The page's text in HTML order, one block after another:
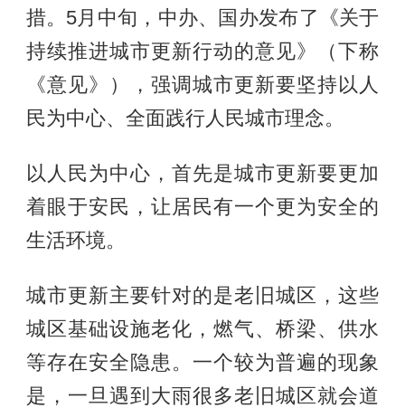
措。5月中旬，中办、国办发布了《关于
持续推进城市更新行动的意见》（下称
《意见》），强调城市更新要坚持以人
民为中心、全面践行人民城市理念。
以人民为中心，首先是城市更新要更加
着眼于安民，让居民有一个更为安全的
生活环境。
城市更新主要针对的是老旧城区，这些
城区基础设施老化，燃气、桥梁、供水
等存在安全隐患。一个较为普遍的现象
是，一旦遇到大雨很多老旧城区就会道